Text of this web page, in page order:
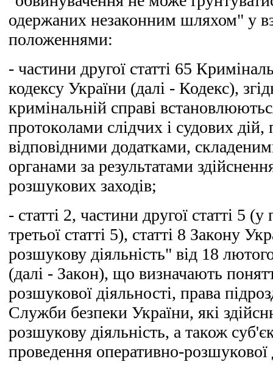
одержаних незаконним шляхом" у
положеннями:
- частини другої статті 65
кодексу України (далі - Кодекс),
кримінальній справі
протоколами слідчих і судових
відповідними додатками,
органами за результатами
розшукових заходів;
- статті 2, частини другої статті 5
третьої статті 5), статті 8 Закону
розшукову діяльність" від 18
(далі - Закон), що визначають
розшукової діяльності, права
Служби безпеки України, які
розшукову діяльність, а також
проведення оперативно-розшукової